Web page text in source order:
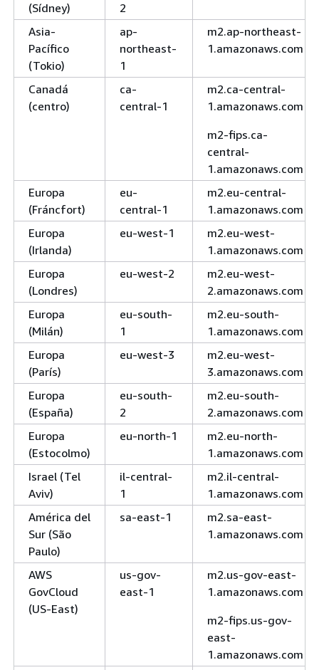
(Sídney)
2
Asia-
Pacífico
(Tokio)
ap-
northeast-
1
m2.ap-northeast-
1.amazonaws.com
Canadá
(centro)
ca-
central-1
m2.ca-central-
1.amazonaws.com
m2-fips.ca-
central-
1.amazonaws.com
Europa
(Fráncfort)
eu-
central-1
m2.eu-central-
1.amazonaws.com
Europa
(Irlanda)
eu-west-1
m2.eu-west-
1.amazonaws.com
Europa
(Londres)
eu-west-2
m2.eu-west-
2.amazonaws.com
Europa
(Milán)
eu-south-
1
m2.eu-south-
1.amazonaws.com
Europa
(París)
eu-west-3
m2.eu-west-
3.amazonaws.com
Europa
(España)
eu-south-
2
m2.eu-south-
2.amazonaws.com
Europa
(Estocolmo)
eu-north-1
m2.eu-north-
1.amazonaws.com
Israel (Tel
Aviv)
il-central-
1
m2.il-central-
1.amazonaws.com
América del
Sur (São
Paulo)
sa-east-1
m2.sa-east-
1.amazonaws.com
AWS
GovCloud
(US-East)
us-gov-
east-1
m2.us-gov-east-
1.amazonaws.com
m2-fips.us-gov-
east-
1.amazonaws.com